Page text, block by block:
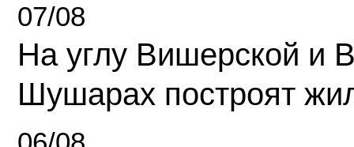
07/08
На углу Вишерской и
Шушарах построят